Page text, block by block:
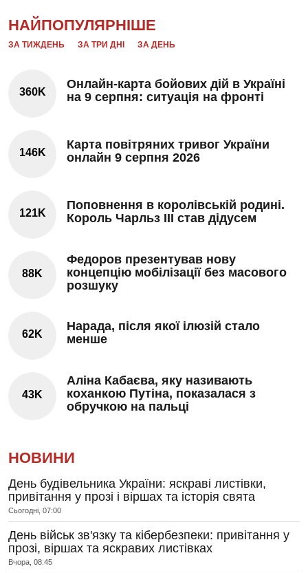
НАЙПОПУЛЯРНІШЕ
ЗА ТИЖДЕНЬ ЗА ТРИ ДНІ ЗА ДЕНЬ
360K
Онлайн-карта бойових дій в Україні
на 9 серпня: ситуація на фронті
146K
Карта повітряних тривог України
онлайн 9 серпня 2026
121K
Поповнення в королівській родині.
Король Чарльз III став дідусем
88K
Федоров презентував нову
концепцію мобілізації без масового
розшуку
62K
Нарада, після якої ілюзій стало
менше
43K
Аліна Кабаєва, яку називають
коханкою Путіна, показалася з
обручкою на пальці
НОВИНИ
День будівельника України: яскраві листівки,
привітання у прозі і віршах та історія свята
Сьогодні, 07:00
День військ зв'язку та кібербезпеки: привітання у
прозі, віршах та яскравих листівках
Вчора, 08:45